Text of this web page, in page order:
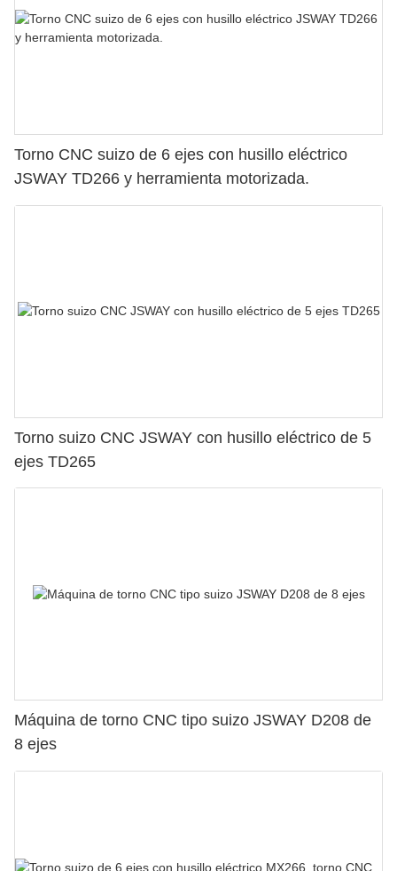
Torno CNC suizo de 6 ejes con husillo eléctrico
JSWAY TD266 y herramienta motorizada.
Torno suizo CNC JSWAY con husillo eléctrico de 5
ejes TD265
Máquina de torno CNC tipo suizo JSWAY D208 de
8 ejes